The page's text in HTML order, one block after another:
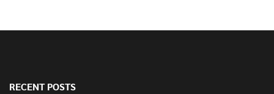
RECENT POSTS